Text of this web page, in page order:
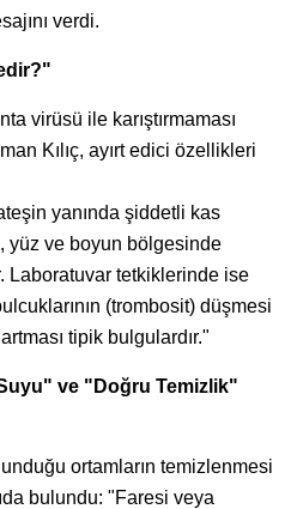
verdi.
virüsü ile karıştırmaması
Kılıç, ayırt edici özellikleri
yanında şiddetli kas
yüz ve boyun bölgesinde
Laboratuvar tetkiklerinde ise
(trombosit) düşmesi
tipik bulgulardır."
ve "Doğru Temizlik"
ortamların temizlenmesi
bulundu: "Faresi veya